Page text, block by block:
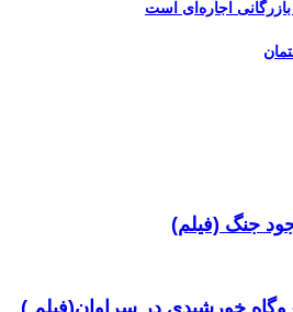
خورشیدی در سراوان(فیلم )